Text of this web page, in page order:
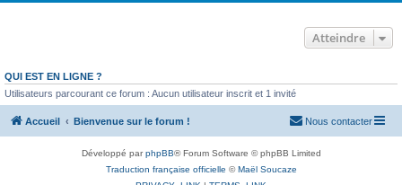
Atteindre
QUI EST EN LIGNE ?
Utilisateurs parcourant ce forum : Aucun utilisateur inscrit et 1 invité
Accueil Bienvenue sur le forum ! Nous contacter
Développé parphpBB® Forum Software © phpBB Limited
Traduction française officielle ©Maël Soucaze